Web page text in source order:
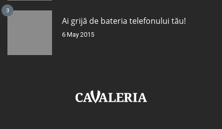
3
Ai grijă de bateria telefonului tău!
6 May 2015